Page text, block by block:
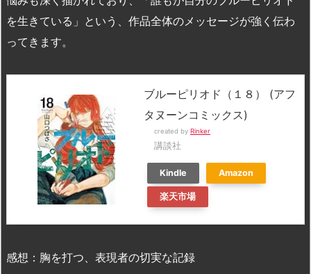
を生きている」という、作品全体のメッセージが強く伝わ
ってきます。
ブルーピリオド（１８） (アフ
タヌーンコミックス)
created by Rinker
講談社
Kindle Amazon
楽天市場
感想：胸を打つ、表現者の切実な記録